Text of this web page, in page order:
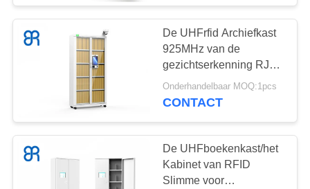
SITEMAP
PRIVACYBELEID
De UHFrfid Archiefkast
925MHz van de
gezichtserkenning RJ45
45w
Onderhandelbaar MOQ:1pcs
CONTACT
De UHFboekenkast/het
Kabinet van RFID
Slimme voor